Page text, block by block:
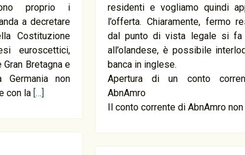
proprio i
a decretare
Costituzione
euroscettici,
Bretagna e
Germania non
con la […]
residenti e vogliamo quindi
l’offerta. Chiaramente, fermo
dal punto di vista legale si fa
all’olandese, è possibile
banca in inglese.
Apertura di un conto
AbnAmro
Il conto corrente di AbnAmro